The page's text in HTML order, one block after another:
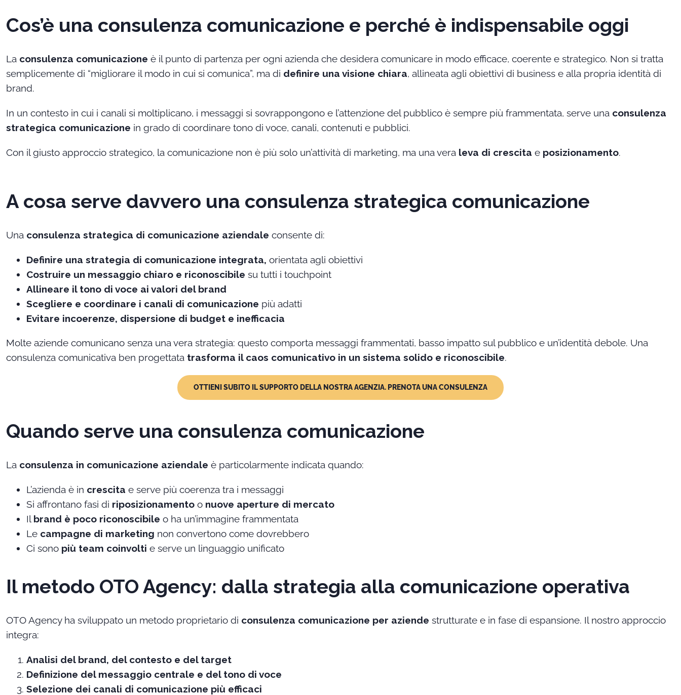
Cos’è una consulenza comunicazione e perché è indispensabile oggi
La consulenza comunicazione è il punto di partenza per ogni azienda che desidera comunicare in modo efficace, coerente e strategico. Non si tratta
semplicemente di “migliorare il modo in cui si comunica”, ma di definire una visione chiara, allineata agli obiettivi di business e alla propria identità di
brand.
In un contesto in cui i canali si moltiplicano, i messaggi si sovrappongono e l’attenzione del pubblico è sempre più frammentata, serve una consulenza
strategica comunicazione in grado di coordinare tono di voce, canali, contenuti e pubblici.
Con il giusto approccio strategico, la comunicazione non è più solo un’attività di marketing, ma una vera leva di crescita e posizionamento.
A cosa serve davvero una consulenza strategica comunicazione
Una consulenza strategica di comunicazione aziendale consente di:
Definire una strategia di comunicazione integrata, orientata agli obiettivi
Costruire un messaggio chiaro e riconoscibile su tutti i touchpoint
Allineare il tono di voce ai valori del brand
Scegliere e coordinare i canali di comunicazione più adatti
Evitare incoerenze, dispersione di budget e inefficacia
Molte aziende comunicano senza una vera strategia: questo comporta messaggi frammentati, basso impatto sul pubblico e un’identità debole. Una
consulenza comunicativa ben progettata trasforma il caos comunicativo in un sistema solido e riconoscibile.
OTTIENI SUBITO IL SUPPORTO DELLA NOSTRA AGENZIA. PRENOTA UNA CONSULENZA
Quando serve una consulenza comunicazione
La consulenza in comunicazione aziendale è particolarmente indicata quando:
L’azienda è in crescita e serve più coerenza tra i messaggi
Si affrontano fasi di riposizionamento o nuove aperture di mercato
Il brand è poco riconoscibile o ha un’immagine frammentata
Le campagne di marketing non convertono come dovrebbero
Ci sono più team coinvolti e serve un linguaggio unificato
Il metodo OTO Agency: dalla strategia alla comunicazione operativa
OTO Agency ha sviluppato un metodo proprietario di consulenza comunicazione per aziende strutturate e in fase di espansione. Il nostro approccio
integra:
Analisi del brand, del contesto e del target
Definizione del messaggio centrale e del tono di voce
Selezione dei canali di comunicazione più efficaci